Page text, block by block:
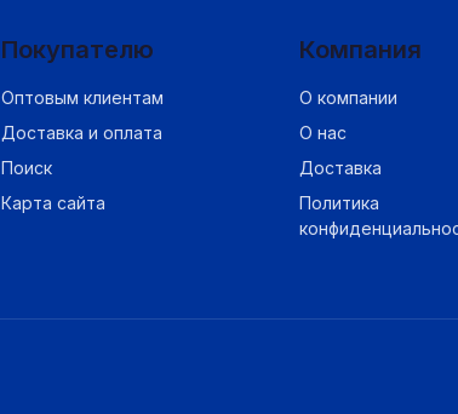
Покупателю
Оптовым клиентам
Доставка и оплата
Поиск
Карта сайта
Компания
О компании
О нас
Доставка
Политика